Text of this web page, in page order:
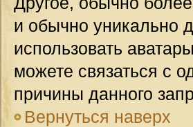
и обычно уникально
использовать
можете связаться с
причины данного
Вернуться наверх